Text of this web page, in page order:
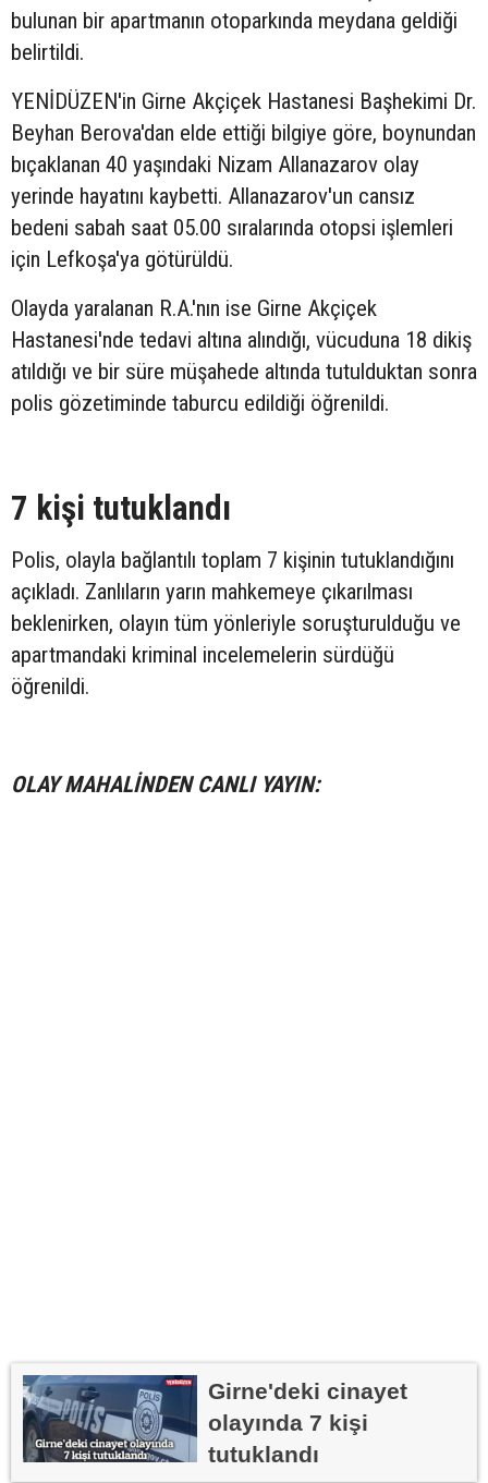
bulunan bir apartmanın otoparkında meydana geldiği
belirtildi.
YENİDÜZEN'in Girne Akçiçek Hastanesi Başhekimi Dr.
Beyhan Berova'dan elde ettiği bilgiye göre, boynundan
bıçaklanan 40 yaşındaki Nizam Allanazarov olay
yerinde hayatını kaybetti. Allanazarov'un cansız
bedeni sabah saat 05.00 sıralarında otopsi işlemleri
için Lefkoşa'ya götürüldü.
Olayda yaralanan R.A.'nın ise Girne Akçiçek
Hastanesi'nde tedavi altına alındığı, vücuduna 18 dikiş
atıldığı ve bir süre müşahede altında tutulduktan sonra
polis gözetiminde taburcu edildiği öğrenildi.
7 kişi tutuklandı
Polis, olayla bağlantılı toplam 7 kişinin tutuklandığını
açıkladı. Zanlıların yarın mahkemeye çıkarılması
beklenirken, olayın tüm yönleriyle soruşturulduğu ve
apartmandaki kriminal incelemelerin sürdüğü
öğrenildi.
OLAY MAHALİNDEN CANLI YAYIN:
Girne'deki cinayet
olayında 7 kişi
tutuklandı